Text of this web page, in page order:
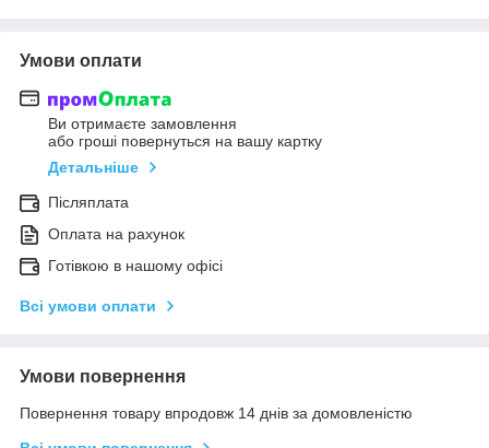
Умови оплати
Ви отримаєте замовлення
або гроші повернуться на вашу картку
Детальніше
Післяплата
Оплата на рахунок
Готівкою в нашому офісі
Всі умови оплати
Умови повернення
Повернення товару впродовж 14 днів за домовленістю